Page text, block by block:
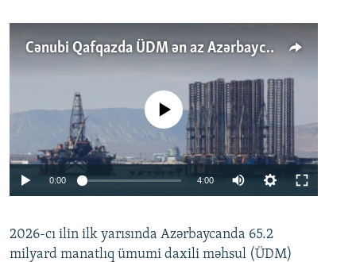
Cənubi Qafqazda ÜDM ən az Azərbaycanda artır: Qonşuları niyə Bakını qabaqlaya bilir?
No media source currently available
0:00 4:00
360p
480p
2026-cı ilin ilk yarısında Azərbaycanda 65.2
milyard manatlıq ümumi daxili məhsul (ÜDM)